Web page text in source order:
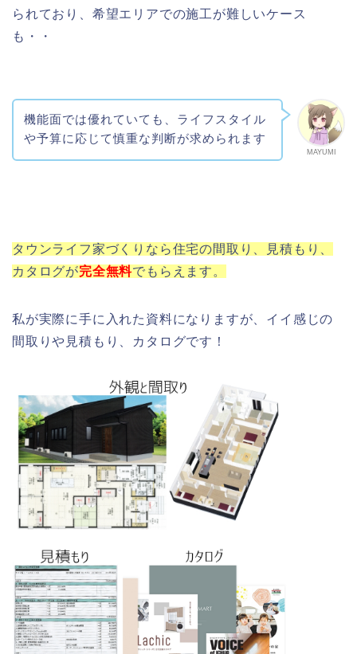
られており、希望エリアでの施工が難しいケース
も・・
MAYUMI
機能面では優れていても、ライフスタイル
や予算に応じて慎重な判断が求められます
タウンライフ家づくりなら住宅の間取り、見積もり、
カタログが完全無料でもらえます。
私が実際に手に入れた資料になりますが、イイ感じの
間取りや見積もり、カタログです！